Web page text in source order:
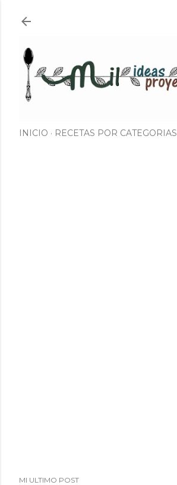
INICIO RECETAS POR CATEGORIAS
MI ULTIMO POST